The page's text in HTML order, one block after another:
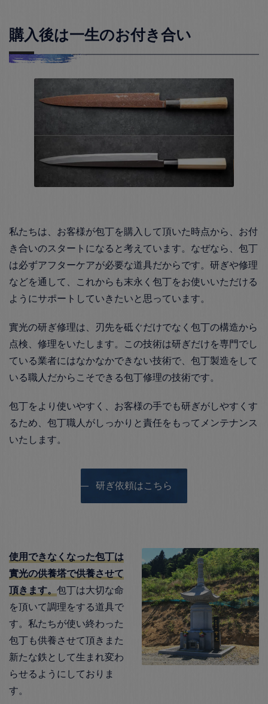
購入後は一生のお付き合い
私たちは、お客様が包丁を購入して頂いた時点から、お付
き合いのスタートになると考えています。なぜなら、包丁
は必ずアフターケアが必要な道具だからです。研ぎや修理
などを通して、これからも末永く包丁をお使いいただける
ようにサポートしていきたいと思っています。
實光の研ぎ修理は、刃先を砥ぐだけでなく包丁の構造から
点検、修理をいたします。この技術は研ぎだけを専門でし
ている業者にはなかなかできない技術で、包丁製造をして
いる職人だからこそできる包丁修理の技術です。
包丁をより使いやすく、お客様の手でも研ぎがしやすくす
るため、包丁職人がしっかりと責任をもってメンテナンス
いたします。
研ぎ依頼はこちら
使用できなくなった包丁は
實光の供養塔で供養させて
頂きます。 包丁は大切な命
を頂いて調理をする道具で
す。私たちが使い終わった
包丁も供養させて頂きまた
新たな鉄として生まれ変わ
らせるようにしておりま
す。